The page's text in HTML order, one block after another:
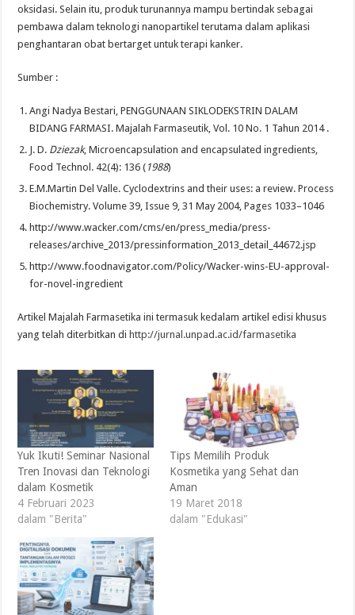
oksidasi. Selain itu, produk turunannya mampu bertindak sebagai
pembawa dalam teknologi nanopartikel terutama dalam aplikasi
penghantaran obat bertarget untuk terapi kanker.
Sumber :
Angi Nadya Bestari, PENGGUNAAN SIKLODEKSTRIN DALAM
BIDANG FARMASI. Majalah Farmaseutik, Vol. 10 No. 1 Tahun 2014 .
J. D. Dziezak, Microencapsulation and encapsulated ingredients,
Food Technol. 42(4): 136 ( 1988)
E.M.Martin Del Valle. Cyclodextrins and their uses: a review. Process
Biochemistry. Volume 39, Issue 9, 31 May 2004, Pages 1033–1046
http://www.wacker.com/cms/en/press_media/press-
releases/archive_2013/pressinformation_2013_detail_44672.jsp
http://www.foodnavigator.com/Policy/Wacker-wins-EU-approval-
for-novel-ingredient
Artikel Majalah Farmasetika ini termasuk kedalam artikel edisi khusus
yang telah diterbitkan dihttp://jurnal.unpad.ac.id/farmasetika
Yuk Ikuti! Seminar Nasional
Tren Inovasi dan Teknologi
dalam Kosmetik
4 Februari 2023
dalam "Berita"
Tips Memilih Produk
Kosmetika yang Sehat dan
Aman
19 Maret 2018
dalam "Edukasi"